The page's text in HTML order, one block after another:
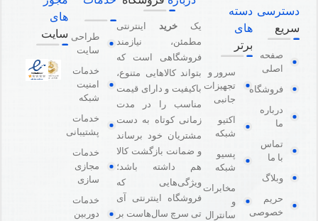
دسترسی
سریع
صفحه
اصلی
فروشگاه
درباره
ما
تماس
با ما
وبلاگ
حریم
خصوصی
دسته
های
برتر
سرور و
تجهیزات
جانبی
اکتیو
شبکه
پسیو
شبکه
مخابرات
و
سانترال
یک خریداینترنتی
مطمئن، نیازمند
فروشگاهی است که
بتواند کالاهایی متنوع،
باکیفیت و دارای قیمت
مناسب را در مدت
زمانی کوتاه به دست
مشتریان خود برساند
و ضمانت بازگشت کالا
هم داشته باشد؛
ویژگی‌هایی که
فروشگاه اینترنتی آی
تی سرچ سال‌هاست بر
طراحی
سایت
خدمات
امنیت
شبکه
خدمات
پشتیبانی
خدمات
مجازی
سازی
خدمات
دوربین
های
سایت